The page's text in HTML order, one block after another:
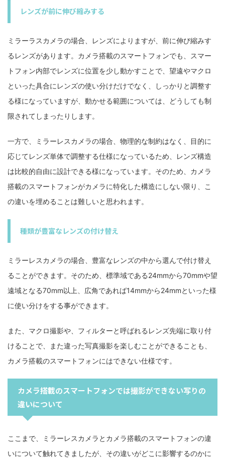
レンズが前に伸び縮みする
ミラーラスカメラの場合、レンズによりますが、前に伸び縮みす
るレンズがあります。カメラ搭載のスマートフォンでも、スマー
トフォン内部でレンズに位置を少し動かすことで、望遠やマクロ
といった具合にレンズの使い分けだけでなく、しっかりと調整す
る様になっていますが、動かせる範囲については、どうしても制
限されてしまったりします。
一方で、ミラーレスカメラの場合、物理的な制約はなく、目的に
応じてレンズ単体で調整する仕様になっているため、レンズ構造
は比較的自由に設計できる様になっています。そのため、カメラ
搭載のスマートフォンがカメラに特化した構造にしない限り、こ
の違いを埋めることは難しいと思われます。
種類が豊富なレンズの付け替え
ミラーレスカメラの場合、豊富なレンズの中から選んで付け替え
ることができます。そのため、標準域である24mmから70mmや望
遠域となる70mm以上、広角であれば14mmから24mmといった様
に使い分けをする事ができます。
また、マクロ撮影や、フィルターと呼ばれるレンズ先端に取り付
けることで、また違った写真撮影を楽しむことができることも、
カメラ搭載のスマートフォンにはできない仕様です。
カメラ搭載のスマートフォンでは撮影ができない写りの
違いについて
ここまで、ミラーレスカメラとカメラ搭載のスマートフォンの違
いについて触れてきましたが、その違いがどこに影響するのかに